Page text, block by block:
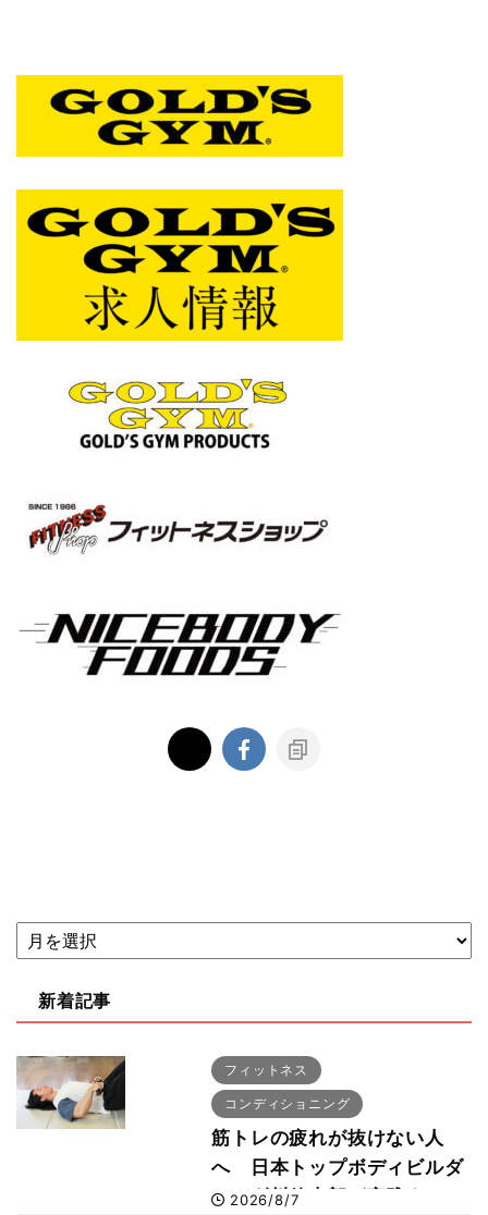
新着記事
フィットネス
コンディショニング
筋トレの疲れが抜けない人
へ 日本トップボディビルダ
ー・刈川啓志郎が実践する
2026/8/7